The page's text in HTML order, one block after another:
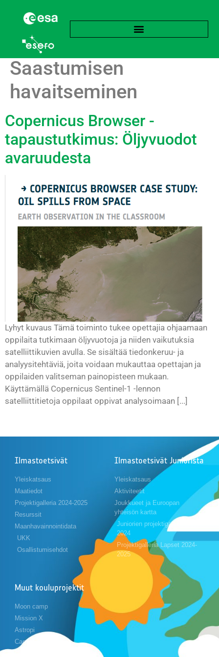
Avainsana:
Saastumisen
havaitseminen
Copernicus Browser -
tapaustutkimus: Öljyvuodot
avaruudesta
Lyhyt kuvaus Tämä toiminto tukee opettajia ohjaamaan
oppilaita tutkimaan öljyvuotoja ja niiden vaikutuksia
satelliittikuvien avulla. Se sisältää tiedonkeruu- ja
analyysitehtäviä, joita voidaan mukauttaa opettajan ja
oppilaiden valitseman painopisteen mukaan.
Käyttämällä Copernicus Sentinel-1 -lennon
satelliittitietoja oppilaat oppivat analysoimaan [...]
Ilmastoetsivät
Yleiskatsaus
Maatiedot
Projektigalleria 2024-2025
Resurssit
Maanhavainnointidata
UKK
Osallistumisehdot
Ilmastoetsivät Juniorista
Yleiskatsaus
Aktiviteetit
Joukkueet ja Euroopan
yhteisön kartta
Juniorien projektigalleria 2023-
2024
Projektigalleria Lapset 2024-
2025
Muut kouluprojektit
Moon camp
Mission X
Astropi
Cansat